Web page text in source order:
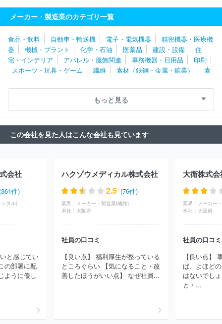
山製作所
株式会社ライト光機製作所 株式会社島津製作所
朝日
インテック株式会社
株式会社旭ポリスライダー
ク株式会社
三星ダイヤモンド工業株式会社
ＴＯＷＡ株式会社
サムコ株式会社
アピックヤマダ株式会社
京都電子工業株式会
社
白河オリンパス株式会社 株式会社ナカニシ
株式会社モリタ
東京製作所
株式会社タムロン アキム株式会社
株式会社デンソ
伊藤超短波株式会社
ジニアリング株式会社
クリエートメディック株式会社
株式会社
テクノメディカ
日東光器株式会社 株式会社フォトロン
社白寿生科学研究所
株式会社ホギメディカル
オリンパス株式会
会社
株式会社精研 株式会社エイアンドティー
株式会社アドバ
ンテスト
株式会社トーショー 株式会社日立ハイテク
株式会社
国際電気
スガ試験機株式会社
会社
日本メジフィジックス株式会社
株式会社アバールデータ
株式会社ミツトヨ 横河電機株式会社
株式会社小野測器
Ｄホロンホールディングス
酒井医療株式会社
株式会社東京測器
研究所
夏原工業株式会社 ＳＵＳ株式会社
日機装株式会社
ほか(1947件)
メーカー・製造業のカテゴリ一覧
食品・飲料 自動車・輸送機 電子・電気機器
精密機器・医療機
器
機械・プラント 化学・石油 医薬品 建設・設備
住
宅・インテリア
アパレル・服飾関連 事務機器・日用品
印刷
スポーツ・玩具・ゲーム
繊維 素材（鉄鋼・金属・鉱業）
素
材（ゴム・ガラス・セラミックス）
素材（紙・パルプ）
素材
（その他）
農林・水産 たばこ・飼料 その他
もっと見る
この会社を見た人はこんな会社も見ています
会社
件)
タル)
と感じてい
の部署に配
ように優し
ハクゾウメディカル株式会社
2.5 (76件)
業界： メーカー・製造業(繊維)
本社： 大阪府
社員の口コミ
【良い点】 福利厚生が整っている
ところぐらい 【気になること・改
善したほうがいい点】 なぜ社員...
大衛株式会
業界： メーカー
本社： 大阪府
社員の口コミ
【良い点】
ば、よほど
はないでし
と・...